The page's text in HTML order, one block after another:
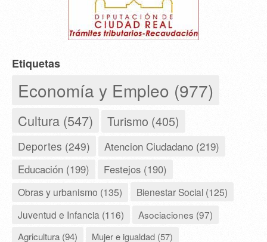
Etiquetas
Economía y Empleo (977)
Cultura (547) Turismo (405)
Deportes (249) Atencion Ciudadano (219)
Educación (199) Festejos (190)
Obras y urbanismo (135)
Bienestar Social (125)
Juventud e Infancia (116)
Asociaciones (97)
Agricultura (94)
Mujer e igualdad (57)